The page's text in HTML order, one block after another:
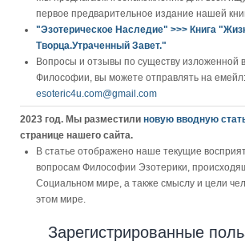
первое предварительное издание нашей
"Эзотерическое Наследие" >>> Книга
Творца.Утраченный Завет."
Вопросы и отзывы по существу изложенной
Философии, вы можете отправлять на емейл:
esoteric4u.com@gmail.com
2023 год. Мы разместили новую вводную
странице нашего сайта.
В статье отображено наше текущие
вопросам Философии Эзотерики,
Социальном мире, а также смыслу и цели
этом мире.
Зарегистрированные